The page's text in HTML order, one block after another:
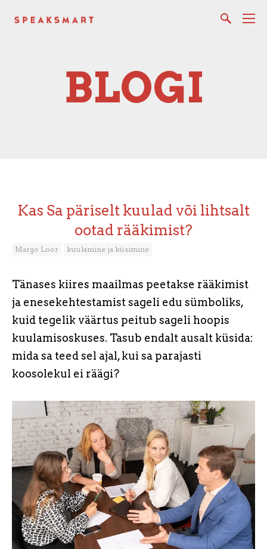
BLOGI
Kas Sa päriselt kuulad või lihtsalt
ootad rääkimist?
Margo Loor kuulamine ja küsimine
Tänases kiires maailmas peetakse rääkimist
ja enesekehtestamist sageli edu sümboliks,
kuid tegelik väärtus peitub sageli hoopis
kuulamisoskuses. Tasub endalt ausalt küsida:
mida sa teed sel ajal, kui sa parajasti
koosolekul ei räägi?